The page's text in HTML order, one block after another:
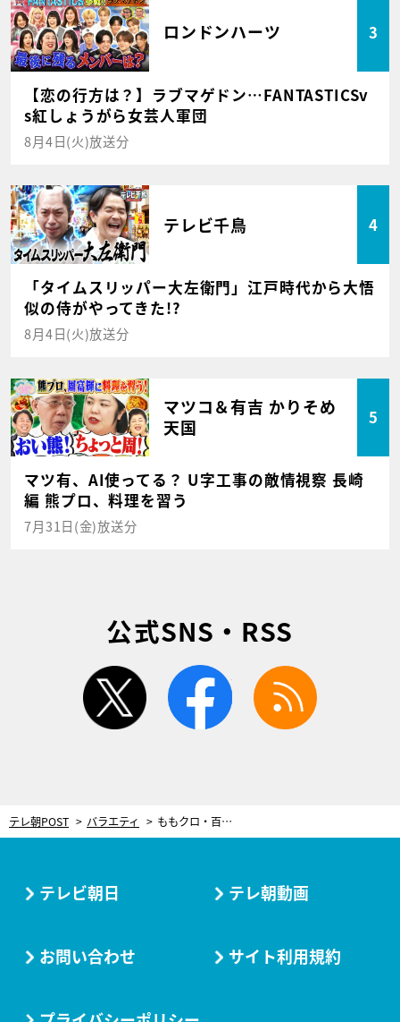
ロンドンハーツ 3
【恋の行方は？】ラブマゲドン…FANTASTICSv
s紅しょうがら女芸人軍団
8月4日(火)放送分
テレビ千鳥 4
「タイムスリッパー大左衛門」江戸時代から大悟
似の侍がやってきた!?
8月4日(火)放送分
マツコ＆有吉 かりそめ
天国
5
マツ有、AI使ってる？ U字工事の敵情視察 長崎
編 熊プロ、料理を習う
7月31日(金)放送分
公式SNS・RSS
twitter facebook
テレ朝POST バラエティ ももクロ・百田夏菜子「本当はカニクリームコロッケがよかったのに」と嘆く!?
テレビ朝日 テレ朝動画
お問い合わせ サイト利用規約